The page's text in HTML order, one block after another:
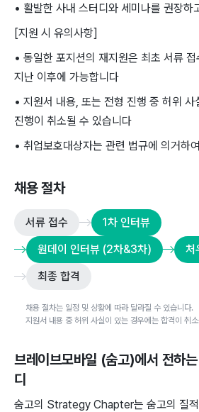
• 활발한 사내 스터디와 세미나를 권장하
[지원 시 유의사항]
• 동일한 포지션의 재지원은 최초 서류 접
지난 이후에 가능합니다
• 지원서 내용, 또는 전형 진행 중 허위 사
진행이 취소될 수 있습니다
• 취업보호대상자는 관련 법규에 의거하
채용 절차
서류 접수
1차 인터뷰
원데이 인터뷰 (2차&3차)
처
최종 합격
채용 절차는 일정 및 상황에 따라 달라질 수 있습니다.
지원서 내용 중 허위 사실이 있는 경우에는 합격이 취
브레이브모바일 (숨고)에서 전하
디
숨고의 Strategy Chapter는 숨고의 질적